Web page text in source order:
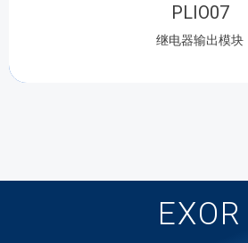
PLIO07
继电器输出模块
EXOR